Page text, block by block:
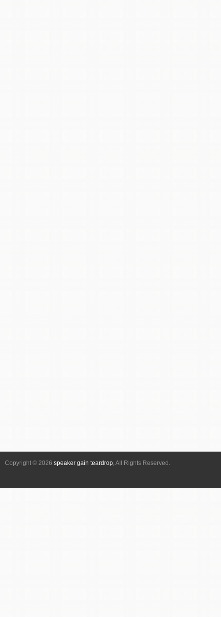
Copyright © 2026 speaker gain teardrop, All Rights Reserved.